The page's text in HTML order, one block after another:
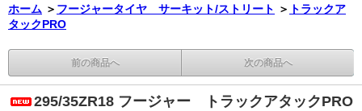
ホーム ＞ フージャータイヤ サーキット/ストリート ＞ トラックア
タックPRO
前の商品へ 次の商品へ
295/35ZR18 フージャー トラックアタックPRO